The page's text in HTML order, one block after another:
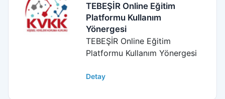
TEBEŞİR Online Eğitim
Platformu Kullanım
Yönergesi
TEBEŞİR Online Eğitim
Platformu Kullanım Yönergesi
Detay